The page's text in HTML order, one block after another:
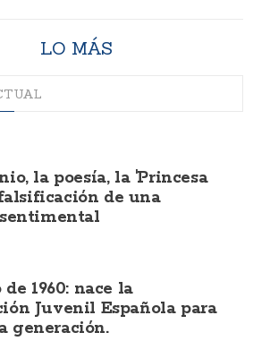
LO MÁS
la poesía, la 'Princesa
de una
1960: nace la
Juvenil Española para
generación.